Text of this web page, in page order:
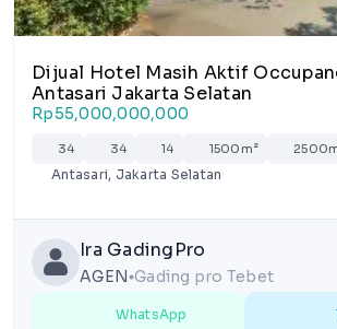
Dijual Hotel Masih Aktif
Antasari Jakarta Selatan
Rp55,000,000,000
34 34 14 1500m²
Antasari, Jakarta Selatan
Ira GadingPro
AGEN lensGading pro Tebet
WhatsApp